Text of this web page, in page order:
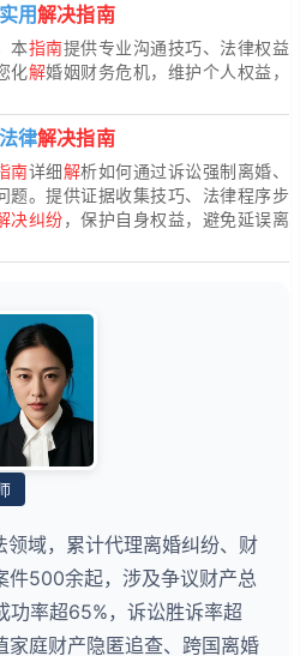
用解决指南
本指南提供专业沟通技巧、法律权益
化解婚姻财务危机，维护个人权益，
律解决指南
南详细解析如何通过诉讼强制离婚、
题。提供证据收集技巧、法律程序步
决纠纷，保护自身权益，避免延误离
领域，累计代理离婚纠纷、财
件500余起，涉及争议财产总
功率超65%，诉讼胜诉率超
家庭财产隐匿追查、跨国离婚